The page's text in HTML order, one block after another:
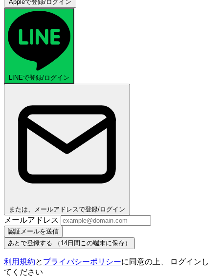
Appleで登録/ログイン
LINEで登録/ログイン
または、メールアドレスで登録/ログイン
メールアドレス
認証メールを送信
あとで登録する
（14日間この端末に保存）
利用規約と プライバシーポリシーに同意の上、 ログインし
てください